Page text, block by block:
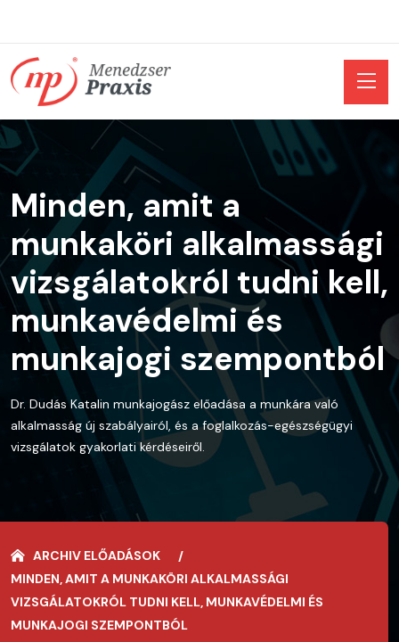
Minden, amit a
munkaköri alkalmassági
vizsgálatokról tudni kell,
munkavédelmi és
munkajogi szempontból
Dr. Dudás Katalin munkajogász előadása a munkára való
alkalmasság új szabályairól, és a foglalkozás-egészségügyi
vizsgálatok gyakorlati kérdéseiről.
ARCHIV ELŐADÁSOK
MINDEN, AMIT A MUNKAKÖRI ALKALMASSÁGI
VIZSGÁLATOKRÓL TUDNI KELL, MUNKAVÉDELMI ÉS
MUNKAJOGI SZEMPONTBÓL